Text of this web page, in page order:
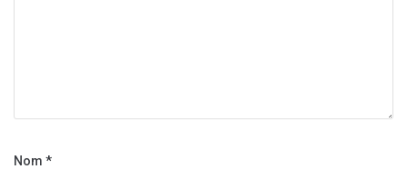
Nom *